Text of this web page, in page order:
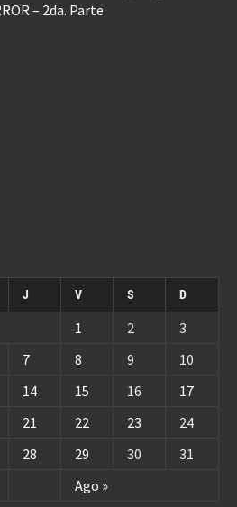
– 2da. Parte
J V S D
Ago »
1 2
3
7 8 9
10
14 15 16
17
21 22 23
24
28 29 30 31